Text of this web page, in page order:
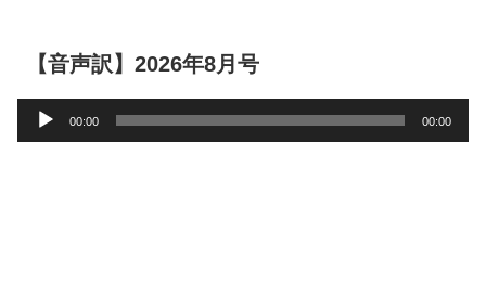
【音声訳】2026年8月号
声
00:00 00:00